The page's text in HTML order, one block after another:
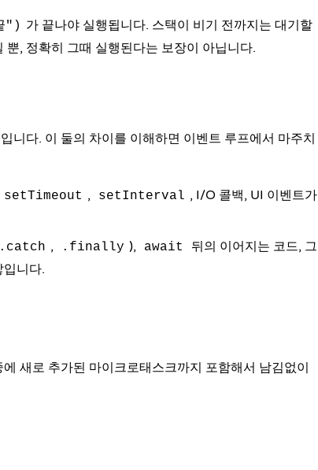
") 가 끝나야 실행됩니다. 스택이 비기 전까지는 대기할
뿐, 정확히 그때 실행된다는 보장이 아닙니다.
니다. 이 둘의 차이를 이해하면 이벤트 루프에서 마주치
setTimeout , setInterval , I/O 콜백, UI 이벤트가
.catch , .finally ), await
뒤의 이어지는 코드, 그
입니다.
새로 추가된 마이크로태스크까지 포함해서 남김없이